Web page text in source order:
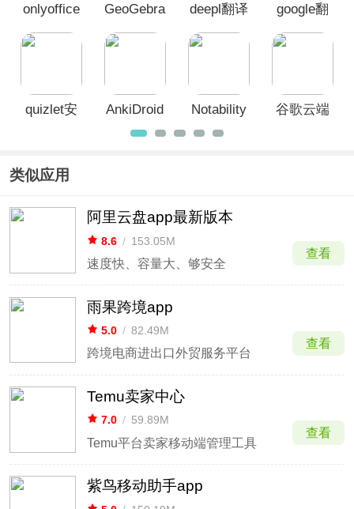
onlyoffice
GeoGebra
deepl翻译
google翻
quizlet安
AnkiDroid
中文版
Notability
笔记苹果
谷歌云端
类似应用
阿里云盘app最新版本
8.6 / 153.05M
速度快、容量大、够安全
查看
雨果跨境app
5.0 / 82.49M
跨境电商进出口外贸服务平台
查看
Temu卖家中心
7.0 / 59.89M
Temu平台卖家移动端管理工具
查看
紫鸟移动助手app